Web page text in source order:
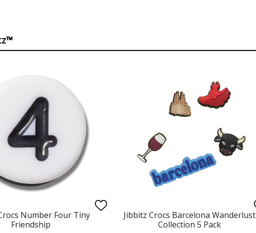
Number Four Tiny
Friendship
Jibbitz Crocs Barcelona Wanderlust
Collection 5 Pack